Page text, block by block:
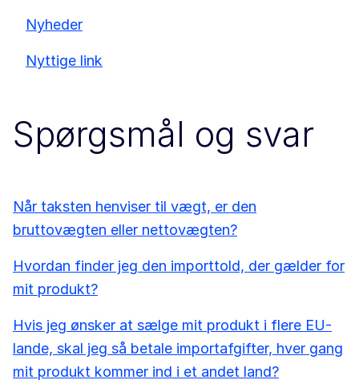
Nyheder
Nyttige link
Spørgsmål og svar
Når taksten henviser til vægt, er den
bruttovægten eller nettovægten?
Hvordan finder jeg den importtold, der gælder for
mit produkt?
Hvis jeg ønsker at sælge mit produkt i flere EU-
lande, skal jeg så betale importafgifter, hver gang
mit produkt kommer ind i et andet land?